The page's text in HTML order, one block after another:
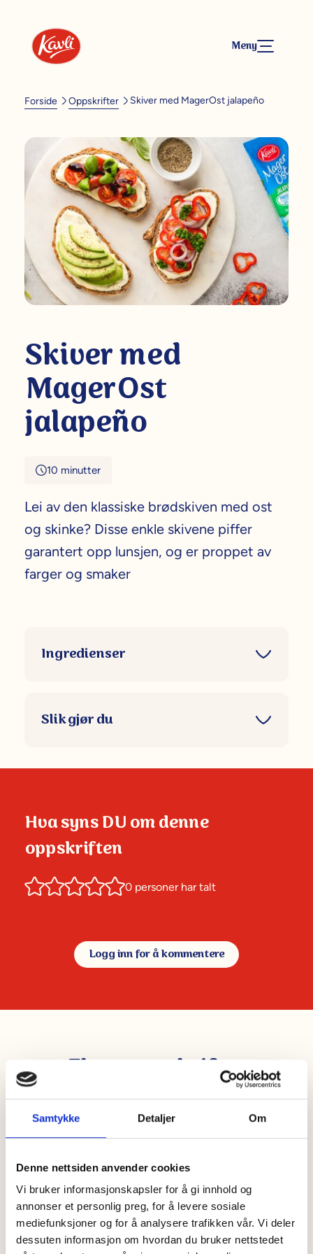
Samtykke Detaljer Om
Denne nettsiden anvender cookies
Vi bruker informasjonskapsler for å gi innhold og
annonser et personlig preg, for å levere sosiale
mediefunksjoner og for å analysere trafikken vår. Vi deler
dessuten informasjon om hvordan du bruker nettstedet
Meny
Forside Oppskrifter Skiver med MagerOst jalapeño
Skiver med
MagerOst
jalapeño
10 minutter
Lei av den klassiske brødskiven med ost
og skinke? Disse enkle skivene piffer
garantert opp lunsjen, og er proppet av
farger og smaker
Ingredienser
Slik gjør du
Hva syns DU om denne
oppskriften
0 personer har talt
Logg inn for å kommentere
Flere oppskrifter
Ristet rugbrød med Brie, eple og
hasselnøtter
15 min --
Sprøstekt rugbrød toppet med Min Kavli
Favoritt Brie, syrlig grønt eple, ristede
hasselnøtter og søt honning. En enkel
kombinasjon av sprøtt, friskt og kremet – laget